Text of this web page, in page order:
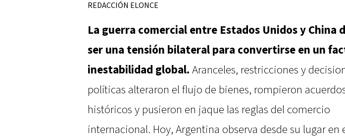
REDACCIÓN ELONCE
La guerra comercial entre Estados Unidos y China
ser una tensión bilateral para convertirse en un
inestabilidad global. Aranceles, restricciones y
políticas alteraron el flujo de bienes, rompieron
históricos y pusieron en jaque las reglas del comercio
internacional. Hoy, Argentina observa desde su lugar en